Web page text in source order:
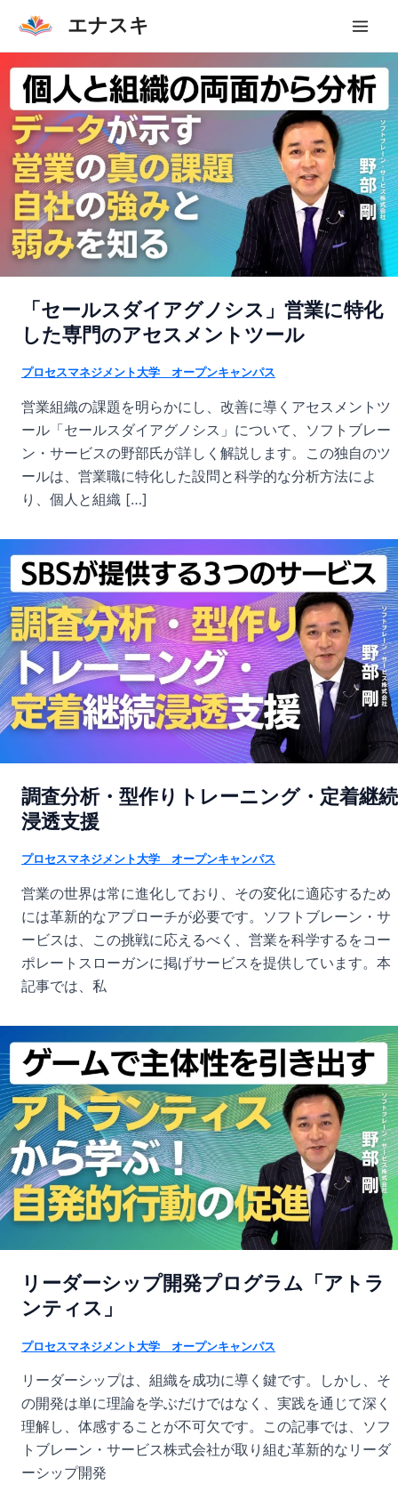
を
キ
ッ
エナスキ
「セールスダイアグノシス」営業に特化
した専門のアセスメントツール
プロセスマネジメント大学 オープンキャンパス
営業組織の課題を明らかにし、改善に導くアセスメントツ
ール「セールスダイアグノシス」について、ソフトブレー
ン・サービスの野部氏が詳しく解説します。この独自のツ
ールは、営業職に特化した設問と科学的な分析方法によ
り、個人と組織 […]
調査分析・型作りトレーニング・定着継続
浸透支援
プロセスマネジメント大学 オープンキャンパス
営業の世界は常に進化しており、その変化に適応するため
には革新的なアプローチが必要です。ソフトブレーン・サ
ービスは、この挑戦に応えるべく、営業を科学するをコー
ポレートスローガンに掲げサービスを提供しています。本
記事では、私
リーダーシップ開発プログラム「アトラ
ンティス」
プロセスマネジメント大学 オープンキャンパス
リーダーシップは、組織を成功に導く鍵です。しかし、そ
の開発は単に理論を学ぶだけではなく、実践を通じて深く
理解し、体感することが不可欠です。この記事では、ソフ
トブレーン・サービス株式会社が取り組む革新的なリーダ
ーシップ開発